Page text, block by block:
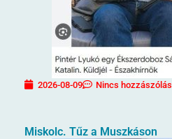
2026-08-09 Nincs hozzászólás
Miskolc. Tűz a Muszkáson